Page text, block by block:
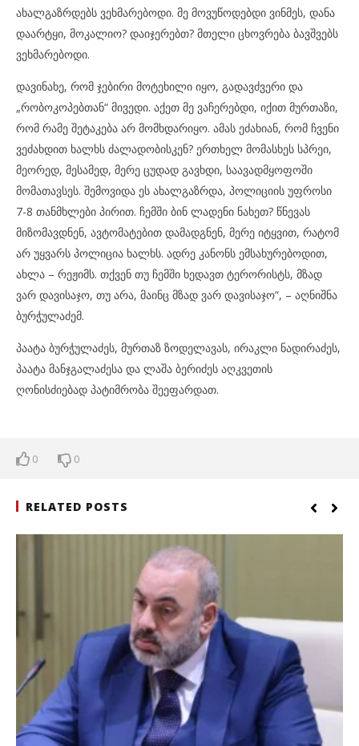
ახალგაზრდებს ვეხმარებოდი. მე მოვუწოდებდი ვინმეს, დანა
დაარტყი, მოკალიო? დაიჯერებთ? მთელი ცხოვრება ბავშვებს
ვეხმარებოდი.
დავინახე, რომ ჯებირი მოტეხილი იყო, გადავძვერი და
„რობოკოპებთან“ მივედი. აქეთ მე ვაჩერებდი, იქით მურთაზი,
რომ რამე შეტაკება არ მომხდარიყო. ამას ეძახიან, რომ ჩვენი
ვეძახდით ხალხს ძალადობისკენ? ერთხელ მომასხეს სპრეი,
მეორედ, მესამედ, მერე ცუდად გავხდი, საავადმყოფოში
მომათავსეს. შემოვიდა ეს ახალგაზრდა, პოლიციის უფროსი
7-8 თანმხლები პირით. ჩემში ბინ ლადენი ნახეთ? წნევას
მიზომავდნენ, ავტომატებით დამადგნენ, მერე იტყვით, რატომ
არ უყვარს პოლიცია ხალხს. ადრე კანონს ემსახურებოდით,
ახლა – რეჟიმს. თქვენ თუ ჩემში ხედავთ ტერორისტს, მზად
ვარ დავისაჯო, თუ არა, მაინც მზად ვარ დავისაჯო“, – აღნიშნა
ბურჭულაძემ.
პაატა ბურჭულაძეს, მურთაზ ზოდელავას, ირაკლი ნადირაძეს,
პაატა მანჯგალაძესა და ლაშა ბერიძეს აღკვეთის
ღონისძიებად პატიმრობა შეეფარდათ.
0 0
RELATED POSTS